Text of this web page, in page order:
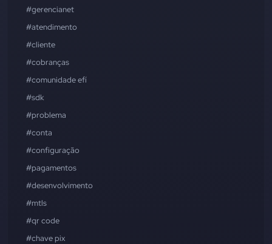
#gerencianet
#atendimento
#cliente
#cobranças
#comunidade efí
#sdk
#problema
#conta
#configuração
#pagamentos
#desenvolvimento
#mtls
#qr code
#chave pix